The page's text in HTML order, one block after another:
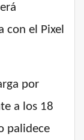
con el Pixel
por
a los 18
palidece